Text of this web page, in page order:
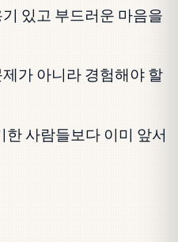
있고 부드러운 마음을
가 아니라 경험해야 할
한 사람들보다 이미 앞서